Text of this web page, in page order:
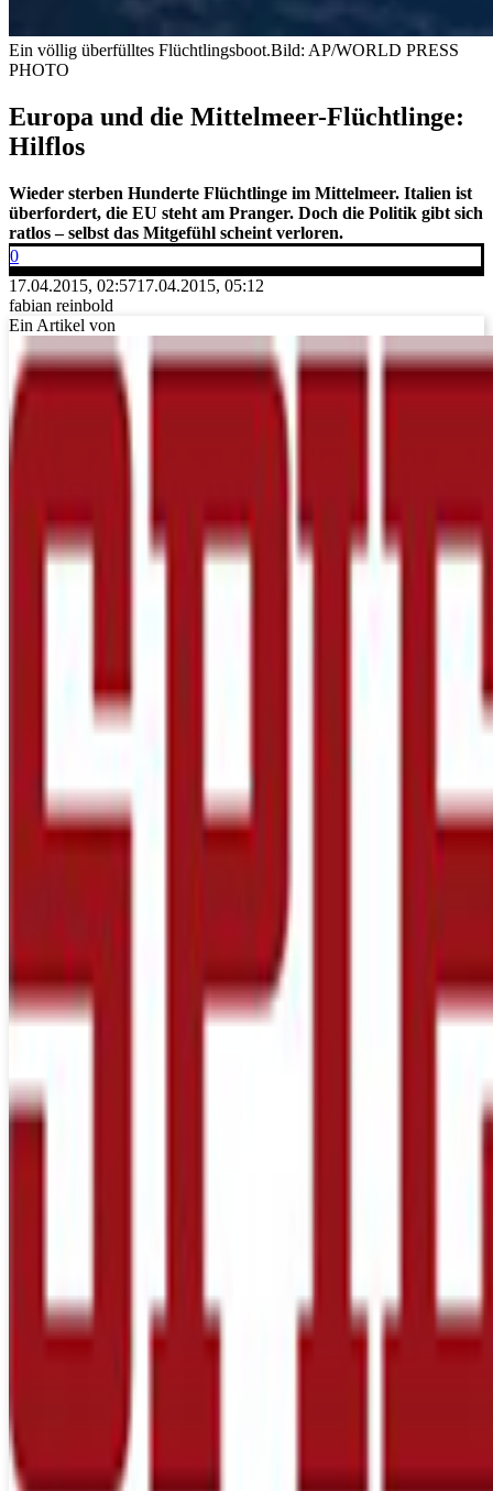
Ein völlig überfülltes Flüchtlingsboot.Bild: AP/WORLD PRESS
PHOTO
Europa und die Mittelmeer-Flüchtlinge:
Hilflos
Wieder sterben Hunderte Flüchtlinge im Mittelmeer. Italien ist
überfordert, die EU steht am Pranger. Doch die Politik gibt sich
ratlos – selbst das Mitgefühl scheint verloren.
0
17.04.2015, 02:5717.04.2015, 05:12
fabian reinbold
Ein Artikel von